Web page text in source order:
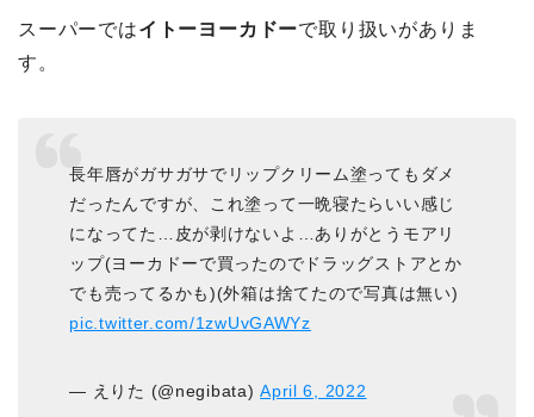
スーパーではイトーヨーカドーで取り扱いがありま
す。
長年唇がガサガサでリップクリーム塗ってもダメ
だったんですが、これ塗って一晩寝たらいい感じ
になってた…皮が剥けないよ…ありがとうモアリ
ップ(ヨーカドーで買ったのでドラッグストアとか
でも売ってるかも)(外箱は捨てたので写真は無い)
pic.twitter.com/1zwUvGAWYz
— えりた (@negibata)April 6, 2022